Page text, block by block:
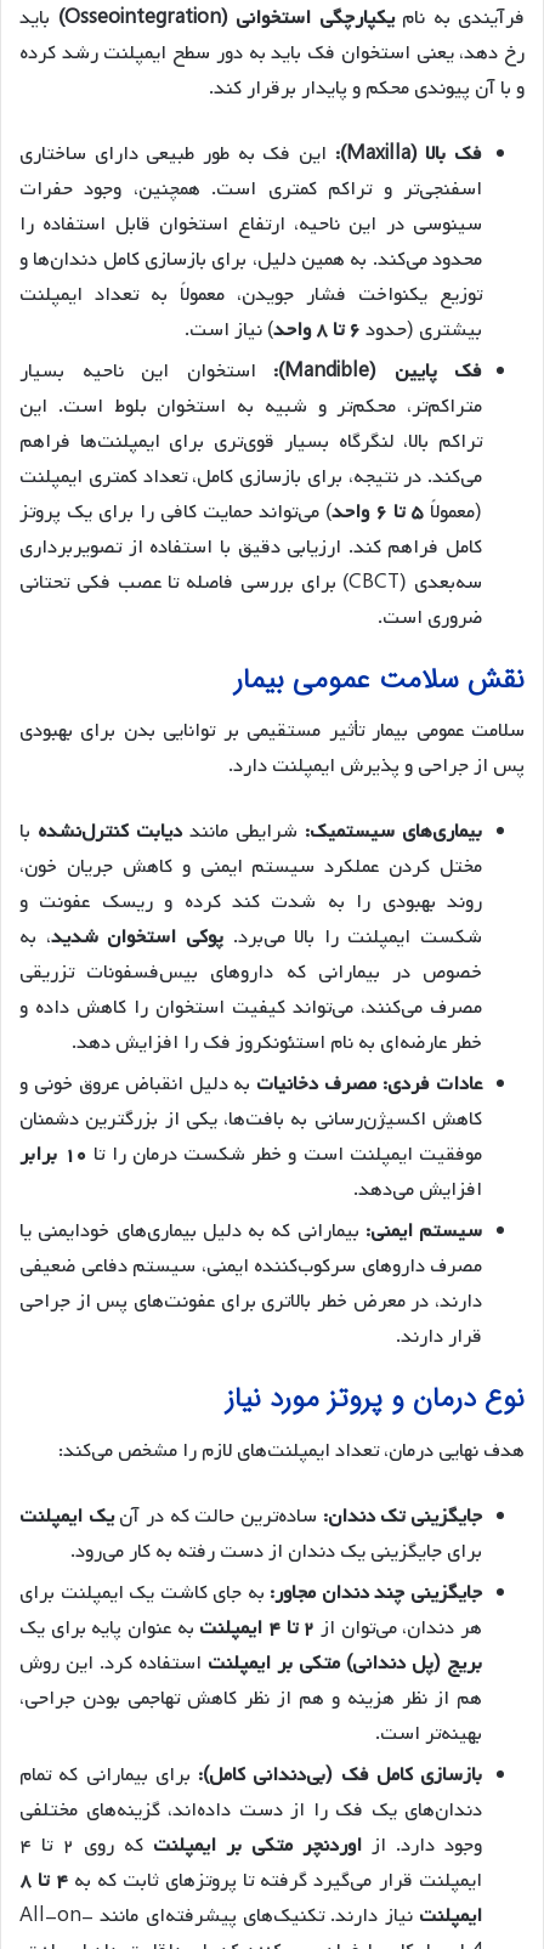
فرآیندی به نامیکپارچگی استخوانی (Osseointegration)
باید
رخ دهد، یعنی استخوان فک باید به دور سطح ایمپلنت رشد کرده
و با آن پیوندی محکم و پایدار برقرار کند.
فک بالا (Maxilla):
این فک به طور طبیعی دارای ساختاری
اسفنجی‌تر و تراکم کمتری است. همچنین، وجود حفرات
سینوسی در این ناحیه، ارتفاع استخوان قابل استفاده را
محدود می‌کند. به همین دلیل، برای بازسازی کامل دندان‌ها و
توزیع یکنواخت فشار جویدن، معمولاً به تعداد ایمپلنت
بیشتری (حدود۶ تا ۸ واحد
) نیاز است.
فک پایین (Mandible):
استخوان این ناحیه بسیار
متراکم‌تر، محکم‌تر و شبیه به استخوان بلوط است. این
تراکم بالا، لنگرگاه بسیار قوی‌تری برای ایمپلنت‌ها فراهم
می‌کند. در نتیجه، برای بازسازی کامل، تعداد کمتری ایمپلنت
(معمولاً ۵ تا ۶ واحد
) می‌تواند حمایت کافی را برای یک پروتز
کامل فراهم کند. ارزیابی دقیق با استفاده از تصویربرداری
سه‌بعدی (CBCT) برای بررسی فاصله تا عصب فکی تحتانی
ضروری است.
نقش سلامت عمومی بیمار
سلامت عمومی بیمار تأثیر مستقیمی بر توانایی بدن برای بهبودی
پس از جراحی و پذیرش ایمپلنت دارد.
بیماری‌های سیستمیک: شرایطی ماننددیابت کنترل‌نشده با
مختل کردن عملکرد سیستم ایمنی و کاهش جریان خون،
روند بهبودی را به شدت کند کرده و ریسک عفونت و
شکست ایمپلنت را بالا می‌برد.پوکی استخوان شدید، به
خصوص در بیمارانی که داروهای بیس‌فسفونات تزریقی
مصرف می‌کنند، می‌تواند کیفیت استخوان را کاهش داده و
خطر عارضه‌ای به نام استئونکروز فک را افزایش دهد.
عادات فردی: مصرف دخانیات به دلیل انقباض عروق خونی و
کاهش اکسیژن‌رسانی به بافت‌ها، یکی از بزرگترین دشمنان
موفقیت ایمپلنت است و خطر شکست درمان را تا ۱۰ برابر
افزایش می‌دهد.
سیستم ایمنی: بیمارانی که به دلیل بیماری‌های خودایمنی یا
مصرف داروهای سرکوب‌کننده ایمنی، سیستم دفاعی ضعیفی
دارند، در معرض خطر بالاتری برای عفونت‌های پس از جراحی
قرار دارند.
نوع درمان و پروتز مورد نیاز
هدف نهایی درمان، تعداد ایمپلنت‌های لازم را مشخص می‌کند:
جایگزینی تک دندان: ساده‌ترین حالت که در آنیک ایمپلنت
برای جایگزینی یک دندان از دست رفته به کار می‌رود.
جایگزینی چند دندان مجاور: به جای کاشت یک ایمپلنت برای
هر دندان، می‌توان از ۲ تا ۴ ایمپلنت
به عنوان پایه برای یک
بریج (پل دندانی) متکی بر ایمپلنت استفاده کرد. این روش
هم از نظر هزینه و هم از نظر کاهش تهاجمی بودن جراحی،
بهینه‌تر است.
بازسازی کامل فک (بی‌دندانی کامل): برای بیمارانی که تمام
دندان‌های یک فک را از دست داده‌اند، گزینه‌های مختلفی
وجود دارد. از اوردنچر متکی بر ایمپلنت
که روی ۲ تا ۴
ایمپلنت قرار می‌گیرد گرفته تا پروتزهای ثابت که به
۴ تا ۸
ایمپلنت
نیاز دارند. تکنیک‌های پیشرفته‌ای مانند All-on-